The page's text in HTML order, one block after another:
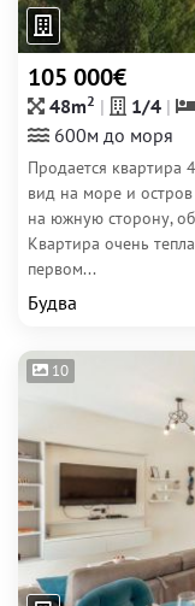
105 000€
48m2 1/4
600м до моря
Продается квартира
вид на море и
на южную сторону,
Квартира очень
первом...
Будва
10